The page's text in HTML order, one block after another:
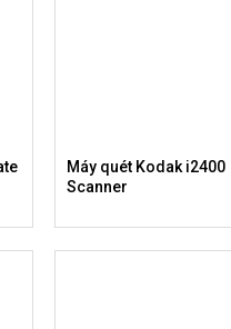
Máy quét Kodak i2400
Scanner